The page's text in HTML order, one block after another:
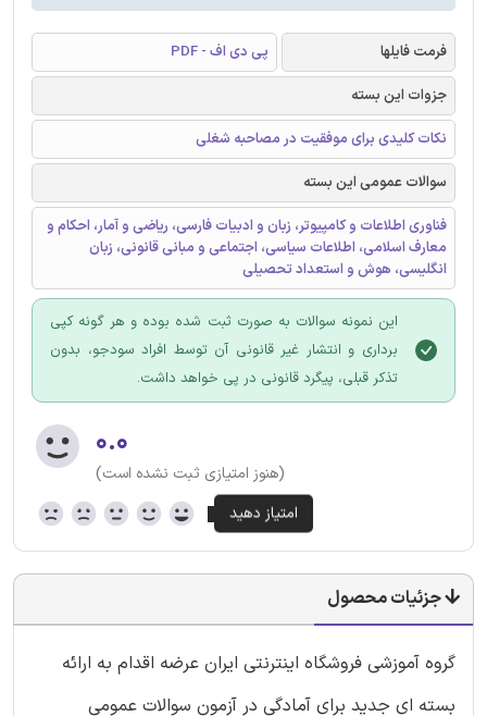
فرمت فایلها
پی دی اف - PDF
جزوات این بسته
نکات کلیدی برای موفقیت در مصاحبه شغلی
سوالات عمومی این بسته
فناوری اطلاعات و کامپیوتر، زبان و ادبیات فارسی، ریاضی و آمار، احکام و
معارف اسلامی، اطلاعات سیاسی، اجتماعی و مبانی قانونی، زبان
انگلیسی، هوش و استعداد تحصیلی
این نمونه سوالات به صورت ثبت شده بوده و هر گونه کپی
برداری و انتشار غیر قانونی آن توسط افراد سودجو، بدون
تذکر قبلی، پیگرد قانونی در پی خواهد داشت.
۰.۰
(هنوز امتیازی ثبت نشده است)
جزئیات محصول
گروه آموزشی فروشگاه اینترنتی ایران عرضه اقدام به ارائه
بسته ای جدید برای آمادگی در آزمون سوالات عمومی